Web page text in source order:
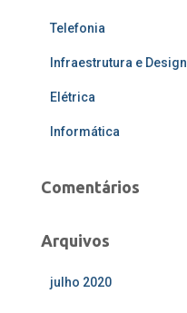
Telefonia
Infraestrutura e Design
Elétrica
Informática
Comentários
Arquivos
julho 2020